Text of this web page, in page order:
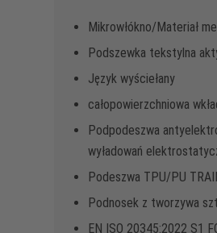
Mikrowłókno/Materiał
Podszewka tekstylna
Język wyściełany
całopowierzchniowa
Podpodeszwa
wyładowań
Podeszwa TPU/PU
Podnosek z tworzywa
EN ISO 20345:2022 S1